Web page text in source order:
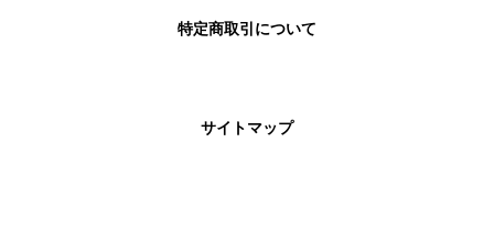
特定商取引について
サイトマップ